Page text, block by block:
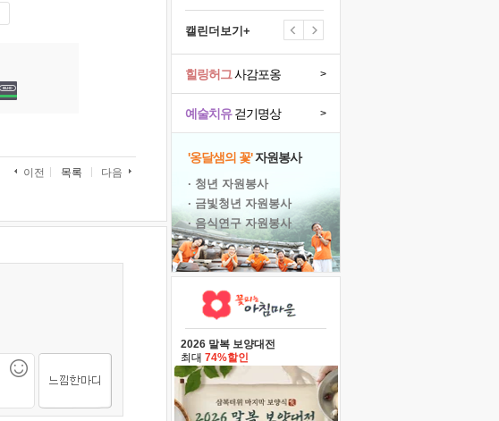
이전 목록 다음
캘린더보기+
예술치유걷기명상 >
힐링허그사감포옹 >
'옹달샘의 꽃'자원봉사
· 청년 자원봉사
· 금빛청년 자원봉사
· 음식연구 자원봉사
2026 말복 보양대전
최대 74%할인